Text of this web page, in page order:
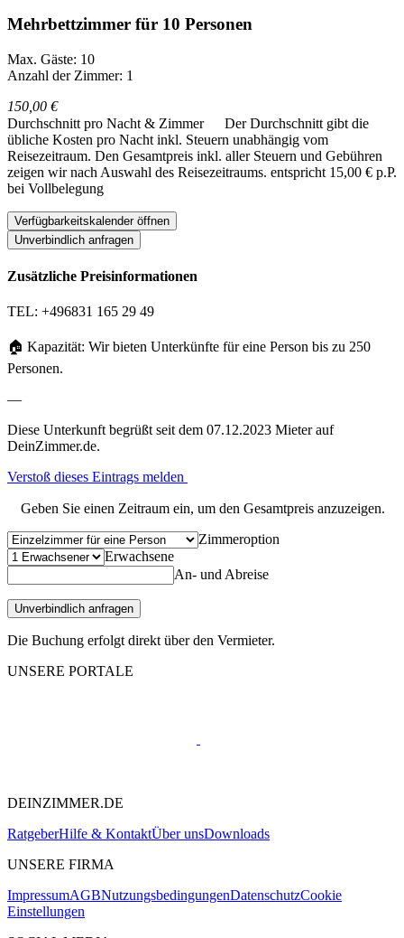
Mehrbettzimmer für 10 Personen
Max. Gäste: 10
Anzahl der Zimmer: 1
150,00 €
Durchschnitt pro Nacht & Zimmer
Der Durchschnitt gibt die
übliche Kosten pro Nacht inkl. Steuern unabhängig vom
Reisezeitraum. Den Gesamtpreis inkl. aller Steuern und Gebühren
zeigen wir nach Auswahl des Reisezeitraums. entspricht 15,00 € p.P.
bei Vollbelegung
Verfügbarkeitskalender öffnen
Unverbindlich anfragen
Zusätzliche Preisinformationen
TEL: +496831 165 29 49
🏠 Kapazität: Wir bieten Unterkünfte für eine Person bis zu 250
Personen.
—
Diese Unterkunft begrüßt seit dem 07.12.2023 Mieter auf
DeinZimmer.de.
Verstoß dieses Eintrags melden
Geben Sie einen Zeitraum ein, um den Gesamtpreis anzuzeigen.
Zimmeroption
Erwachsene
An- und Abreise
Unverbindlich anfragen
Die Buchung erfolgt direkt über den Vermieter.
UNSERE PORTALE
DEINZIMMER.DE
RatgeberHilfe & KontaktÜber unsDownloads
UNSERE FIRMA
ImpressumAGBNutzungsbedingungenDatenschutzCookie
Einstellungen